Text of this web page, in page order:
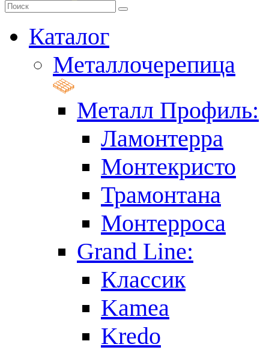
Каталог
Металлочерепица
Металл Профиль:
Ламонтерра
Монтекристо
Трамонтана
Монтерроса
Grand Line:
Классик
Kamea
Kredo